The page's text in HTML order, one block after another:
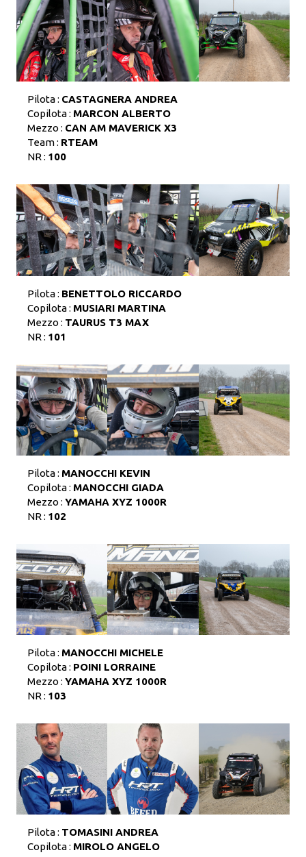
Pilota : CASTAGNERA ANDREA
Copilota : MARCON ALBERTO
Mezzo : CAN AM MAVERICK X3
Team : RTEAM
NR : 100
Pilota : BENETTOLO RICCARDO
Copilota : MUSIARI MARTINA
Mezzo : TAURUS T3 MAX
NR : 101
Pilota : MANOCCHI KEVIN
Copilota : MANOCCHI GIADA
Mezzo : YAMAHA XYZ 1000R
NR : 102
Pilota : MANOCCHI MICHELE
Copilota : POINI LORRAINE
Mezzo : YAMAHA XYZ 1000R
NR : 103
Pilota : TOMASINI ANDREA
Copilota : MIROLO ANGELO